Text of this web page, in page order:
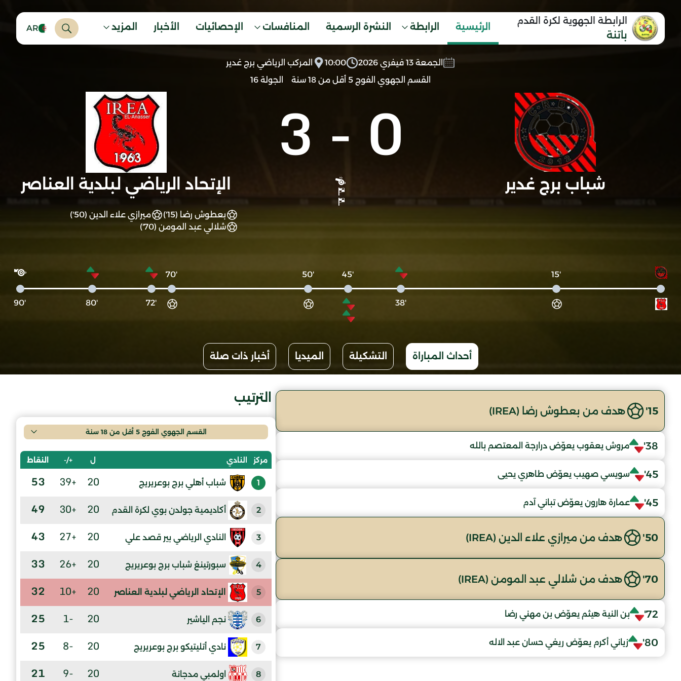
الرابطة الجهوية لكرة القدم
باتنة
الرئيسية الرابطة النشرة الرسمية المنافسات الإحصائيات الأخبار المزيد AR
الجمعة 13 فيفري 2026 10:00
المركب الرياضي برج غدير
القسم الجهوي الفوج 5 أقل من 18 سنة
الجولة 16
شباب برج غدير
0
-
3
الإتحاد الرياضي لبلدية العناصر
بعطوش رضا (15')
ميرازي علاء الدين (50')
شلالي عبد المومن (70')
'15
'38
'45
'50
'70
'72
'80
'90
أحداث المباراة التشكيلة الميديا أخبار ذات صلة
15' هدف من بعطوش رضا (IREA)
38' مروش يعقوب يعوّض درارجة المعتصم بالله
45' سويسي صهيب يعوّض طاهري يحيى
45' عمارة هارون يعوّض تباني آدم
50' هدف من ميرازي علاء الدين (IREA)
70' هدف من شلالي عبد المومن (IREA)
72' بن النية هيثم يعوّض بن مهني رضا
80' زياني أكرم يعوّض ريغي حسان عبد الاله
الترتيب
القسم الجهوي الفوج 5 أقل من 18 سنة
مركز النادي ل +/- النقاط
1 شباب أهلي برج بوعريريج 20
+39
53
2 أكاديمية جولدن بوي لكرة القدم 20
+30
49
3 النادي الرياضي بير قصد علي 20
+27
43
4 سبورتينغ شباب برج بوعريريج 20
+26
33
5 الإتحاد الرياضي لبلدية العناصر 20
+10
32
6 نجم الياشير 20
-1
25
7 نادي أتليتيكو برج بوعريريج 20
-8
25
8 اولمبي مدجانة 20
-9
21